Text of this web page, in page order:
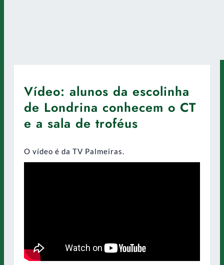
Vídeo: alunos da escolinha
de Londrina conhecem o CT
e a sala de troféus
O vídeo é da TV Palmeiras.